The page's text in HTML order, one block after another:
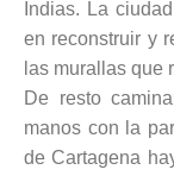
Indias. La
en reconstruir y
las murallas que
De resto
manos con la
de Cartagena